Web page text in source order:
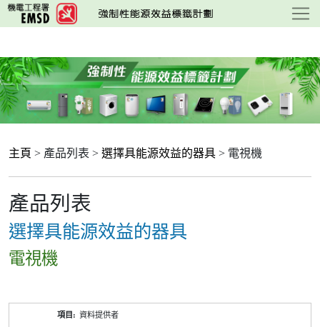
跳
至
要
內
容
主頁 > 產品列表 > 選擇具能源效益的器具 > 電視機
產品列表
選擇具能源效益的器具
電視機
資料提供者